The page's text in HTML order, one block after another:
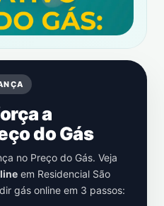
a
do Gás
no Preço do Gás. Veja
em Residencial São
gás online em 3 passos: